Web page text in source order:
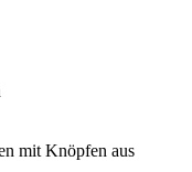
mit Knöpfen aus